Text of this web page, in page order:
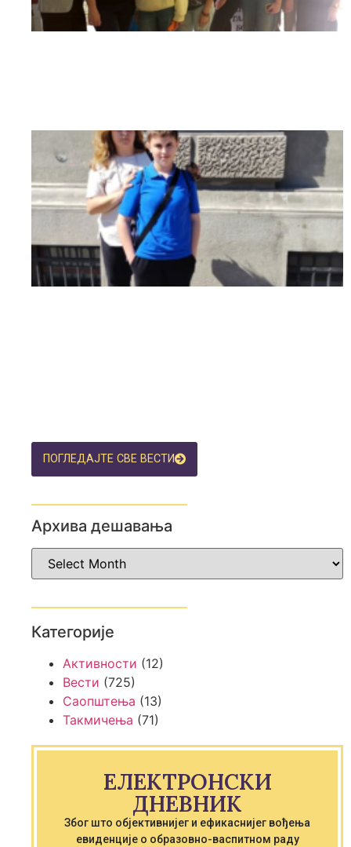
ПОГЛЕДАЈТЕ СВЕ ВЕСТИ
Архива дешавања
Категорије
Активности (12)
Вести (725)
Саопштења (13)
Такмичења (71)
ЕЛЕКТРОНСКИ
ДНЕВНИК
Због што објективнијег и ефикаснијег вођења
евиденције о образовно-васпитном раду